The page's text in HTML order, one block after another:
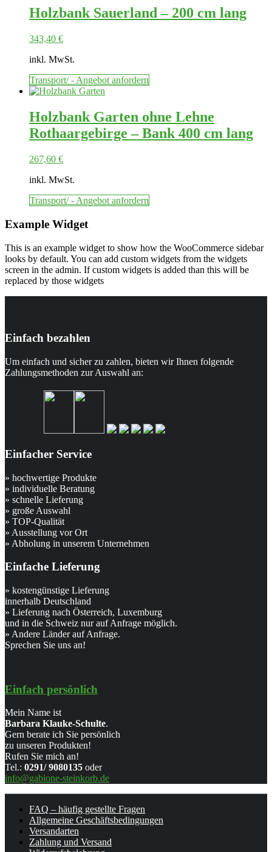
Holzbank Sauerland – 200 cm lang
343,40 €
inkl. MwSt.
Transport/ - Angebot anfordern
Holzbank Garten ohne Lehne
Rothaargebirge – Bank 400 cm lang
267,60 €
inkl. MwSt.
Transport/ - Angebot anfordern
Example Widget
This is an example widget to show how the WooCommerce sidebar
looks by default. You can add custom widgets from the widgets
screen in the admin. If custom widgets is added than this will be
replaced by those widgets
Einfach bezahlen
Um einfach und sicher zu zahlen, bieten wir Ihnen folgende
Zahlungsmethoden zur Auswahl an:
Einfacher Service
» hochwertige Produkte
» individuelle Beratung
» schnelle Lieferung
» große Auswahl
» TOP-Qualität
» Ausstellung vor Ort
» Abholung in unserem Unternehmen
Einfache Lieferung
» kostengünstige Lieferung
innerhalb Deutschland
» Lieferung nach Österreich, Luxemburg
und in die Schweiz nur auf Anfrage möglich.
» Andere Länder auf Anfrage.
Sprechen Sie uns an!
Einfach persönlich
Mein Name ist
Barbara Klauke-Schulte.
Gern berate ich Sie persönlich
zu unseren Produkten!
Rufen Sie mich an!
Tel.: 0291/ 9080135 oder
info@gabione-steinkorb.de
FAQ – häufig gestellte Fragen
Allgemeine Geschäftsbedingungen
Versandarten
Zahlung und Versand